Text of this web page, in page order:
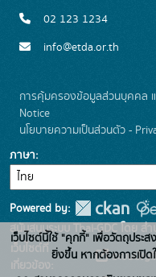
02 123 1234
info@etda.or.th
การคุ้มครองข้อมูลส่วนบุคคล แ
Notice
นโยบายความเป็นส่วนตัว -
ภาษา
Powered by:
สนับสนุนระบบ Thai-GDC โดย ส
เว็บไซต์ที่
เกี่ยวข้อง:
ระบบบัญ
เว็บไซต์นี้ใช้ "คุกกี้" เพื่อวัตถุประ
ยิ่งขึ้น หากต้องการเปิ